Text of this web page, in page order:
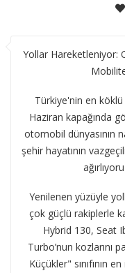
Yollar Hareketleniyor:
Türkiye'nin en
Haziran kapağında
otomobil dünyasının
şehir hayatının
Yenilenen yüzüyle
çok güçlü rakiplerle
Hybrid 130, Seat
Turbo’nun kozlarını
Küçükler" sınıfının